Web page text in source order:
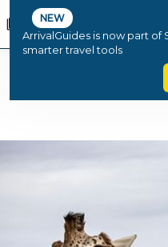
NEW
ArrivalGuides is now part
smarter travel tools